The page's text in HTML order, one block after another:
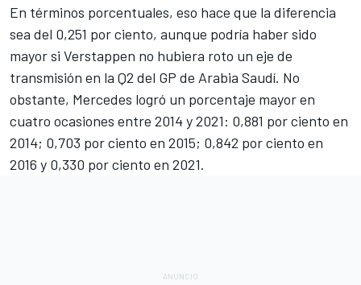
En términos porcentuales, eso hace que la diferencia
sea del 0,251 por ciento, aunque podría haber sido
mayor si Verstappen no hubiera roto un eje de
transmisión en la Q2 del GP de Arabia Saudí. No
obstante, Mercedes logró un porcentaje mayor en
cuatro ocasiones entre 2014 y 2021: 0,881 por ciento en
2014; 0,703 por ciento en 2015; 0,842 por ciento en
2016 y 0,330 por ciento en 2021.